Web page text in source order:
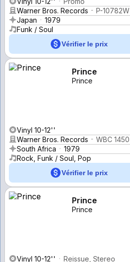
Warner Bros. Records
P-10782W
Japan
1979
Funk / Soul
Vérifier le prix
Prince
Prince
Vinyl 10-12''
Warner Bros. Records
WBC 1450
South Africa
1979
Rock, Funk / Soul, Pop
Vérifier le prix
Prince
Prince
Vinyl 10-12''
Reissue, Stereo